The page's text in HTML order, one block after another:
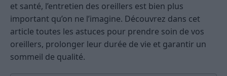
et santé, l’entretien des oreillers est bien plus
important qu’on ne l’imagine. Découvrez dans cet
article toutes les astuces pour prendre soin de vos
oreillers, prolonger leur durée de vie et garantir un
sommeil de qualité.